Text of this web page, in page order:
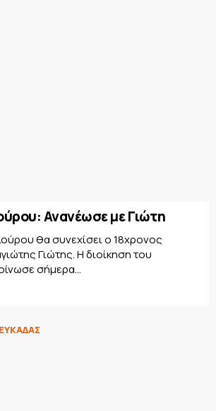
Ανανέωσε με Γιώτη
θα συνεχίσει ο 18χρονος
Γιώτης. Η διοίκηση του
σήμερα...